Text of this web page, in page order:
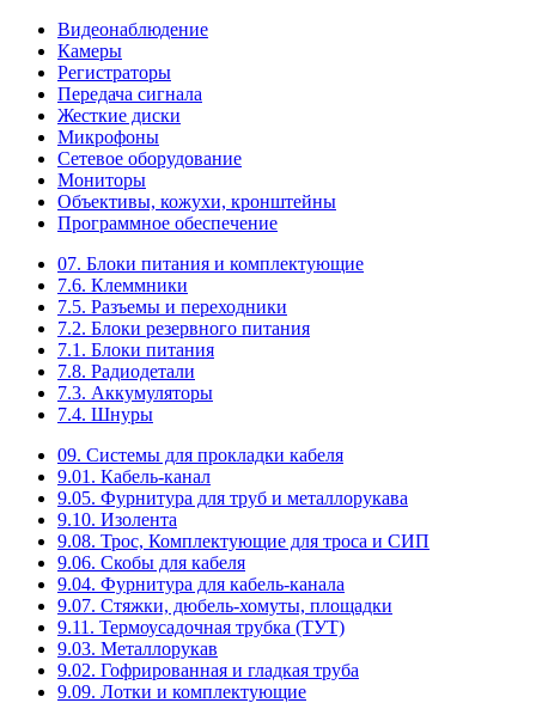
Видеонаблюдение
Камеры
Регистраторы
Передача сигнала
Жесткие диски
Микрофоны
Сетевое оборудование
Мониторы
Объективы, кожухи, кронштейны
Программное обеспечение
07. Блоки питания и комплектующие
7.6. Клеммники
7.5. Разъемы и переходники
7.2. Блоки резервного питания
7.1. Блоки питания
7.8. Радиодетали
7.3. Аккумуляторы
7.4. Шнуры
09. Системы для прокладки кабеля
9.01. Кабель-канал
9.05. Фурнитура для труб и металлорукава
9.10. Изолента
9.08. Трос, Комплектующие для троса и СИП
9.06. Скобы для кабеля
9.04. Фурнитура для кабель-канала
9.07. Стяжки, дюбель-хомуты, площадки
9.11. Термоусадочная трубка (ТУТ)
9.03. Металлорукав
9.02. Гофрированная и гладкая труба
9.09. Лотки и комплектующие